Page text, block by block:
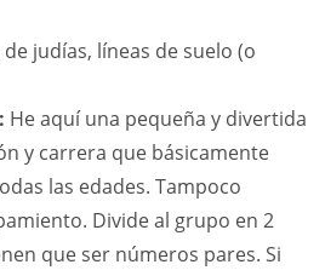
de judías, líneas de suelo (o
He aquí una pequeña y divertida
y carrera que básicamente
las edades. Tampoco
Divide al grupo en 2
que ser números pares. Si